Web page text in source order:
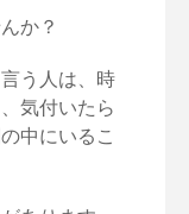
か？
う人は、 時
気付いたら
中にいるこ